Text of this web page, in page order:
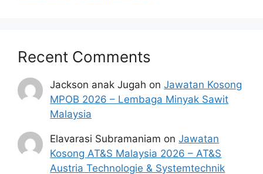
Recent Comments
Jackson anak Jugah onJawatan Kosong
MPOB 2026 – Lembaga Minyak Sawit
Malaysia
Elavarasi Subramaniam onJawatan
Kosong AT&S Malaysia 2026 – AT&S
Austria Technologie & Systemtechnik